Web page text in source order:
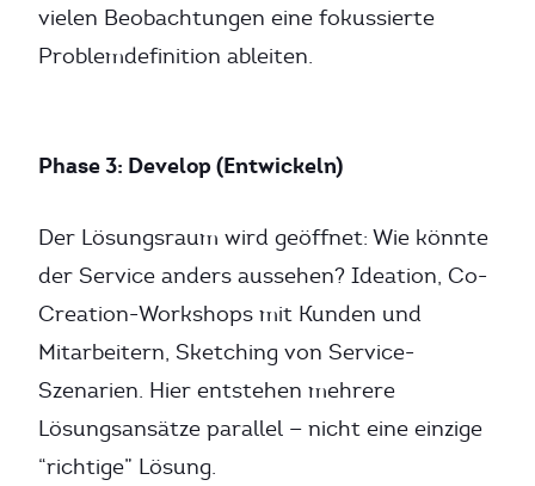
vielen Beobachtungen eine fokussierte
Problemdefinition ableiten.
Phase 3: Develop (Entwickeln)
Der Lösungsraum wird geöffnet: Wie könnte
der Service anders aussehen? Ideation, Co-
Creation-Workshops mit Kunden und
Mitarbeitern, Sketching von Service-
Szenarien. Hier entstehen mehrere
Lösungsansätze parallel — nicht eine einzige
“richtige” Lösung.